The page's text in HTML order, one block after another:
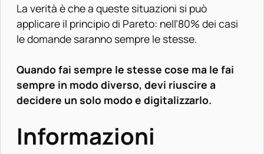
La verità è che a queste situazioni si può
applicare il principio di Pareto: nell’80% dei casi
le domande saranno sempre le stesse.
Quando fai sempre le stesse cose ma le fai
sempre in modo diverso, devi riuscire a
decidere un solo modo e digitalizzarlo.
Informazioni